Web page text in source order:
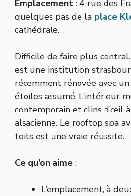
Emplacement : 4 rue des
quelques pas de la place
cathédrale.
Difficile de faire plus
est une institution
récemment rénovée avec
étoiles assumé. L’intérieur
contemporain et clins d’œil à
alsacienne. Le rooftop spa
toits est une vraie réussite.
Ce qu’on aime :
L’emplacement, à